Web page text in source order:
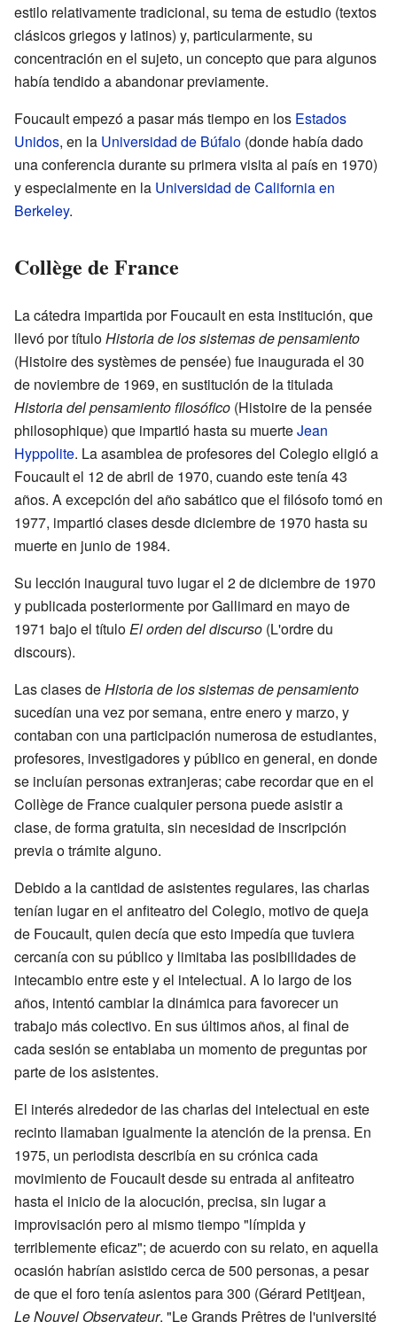
estilo relativamente tradicional, su tema de estudio (textos
clásicos griegos y latinos) y, particularmente, su
concentración en el sujeto, un concepto que para algunos
había tendido a abandonar previamente.
Foucault empezó a pasar más tiempo en los Estados
Unidos, en la Universidad de Búfalo (donde había dado
una conferencia durante su primera visita al país en 1970)
y especialmente en la Universidad de California en
Berkeley.
Collège de France
La cátedra impartida por Foucault en esta institución, que
llevó por títuloHistoria de los sistemas de pensamiento
(Histoire des systèmes de pensée) fue inaugurada el 30
de noviembre de 1969, en sustitución de la titulada
Historia del pensamiento filosófico (Histoire de la pensée
philosophique) que impartió hasta su muerteJean
Hyppolite. La asamblea de profesores del Colegio eligió a
Foucault el 12 de abril de 1970, cuando este tenía 43
años. A excepción del año sabático que el filósofo tomó en
1977, impartió clases desde diciembre de 1970 hasta su
muerte en junio de 1984.
Su lección inaugural tuvo lugar el 2 de diciembre de 1970
y publicada posteriormente por Gallimard en mayo de
1971 bajo el título El orden del discurso (L'ordre du
discours).
Las clases deHistoria de los sistemas de pensamiento
sucedían una vez por semana, entre enero y marzo, y
contaban con una participación numerosa de estudiantes,
profesores, investigadores y público en general, en donde
se incluían personas extranjeras; cabe recordar que en el
Collège de France cualquier persona puede asistir a
clase, de forma gratuita, sin necesidad de inscripción
previa o trámite alguno.
Debido a la cantidad de asistentes regulares, las charlas
tenían lugar en el anfiteatro del Colegio, motivo de queja
de Foucault, quien decía que esto impedía que tuviera
cercanía con su público y limitaba las posibilidades de
intecambio entre este y el intelectual. A lo largo de los
años, intentó cambiar la dinámica para favorecer un
trabajo más colectivo. En sus últimos años, al final de
cada sesión se entablaba un momento de preguntas por
parte de los asistentes.
El interés alrededor de las charlas del intelectual en este
recinto llamaban igualmente la atención de la prensa. En
1975, un periodista describía en su crónica cada
movimiento de Foucault desde su entrada al anfiteatro
hasta el inicio de la alocución, precisa, sin lugar a
improvisación pero al mismo tiempo "límpida y
terriblemente eficaz"; de acuerdo con su relato, en aquella
ocasión habrían asistido cerca de 500 personas, a pesar
de que el foro tenía asientos para 300 (Gérard Petitjean,
Le Nouvel Observateur, "Le Grands Prêtres de l'université